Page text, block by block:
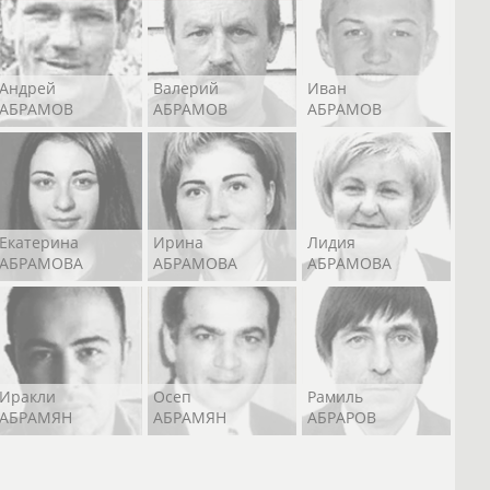
Андрей
АБРАМОВ
Валерий
АБРАМОВ
Иван
АБРАМОВ
Екатерина
АБРАМОВА
Ирина
АБРАМОВА
Лидия
АБРАМОВА
Иракли
АБРАМЯН
Осеп
АБРАМЯН
Рамиль
АБРАРОВ